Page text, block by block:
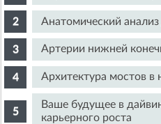
Анатомический
Артерии нижней
Архитектура мостов в
Ваше будущее в
карьерного роста